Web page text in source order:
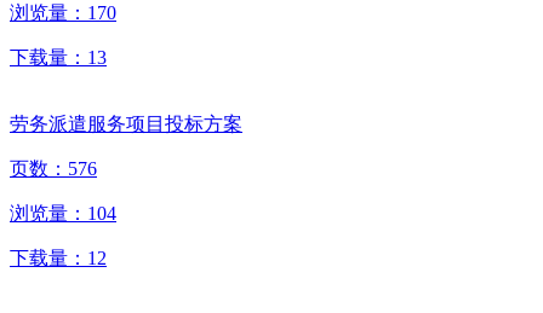
浏览量： 170
下载量： 13
劳务派遣服务项目投标方案
页数： 576
浏览量： 104
下载量： 12